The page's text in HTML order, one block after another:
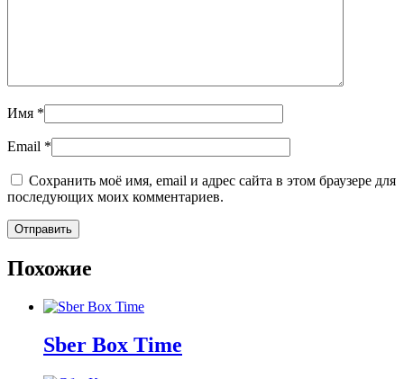
Имя *
Email *
Сохранить моё имя, email и адрес сайта в этом браузере для
последующих моих комментариев.
Похожие
Sber Box Time